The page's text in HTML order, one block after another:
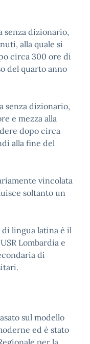
senza dizionario,
alla quale si
circa 300 ore di
del quarto anno
senza dizionario,
e mezza alla
dopo circa
alla fine del
vincolata
soltanto un
lingua latina è il
Lombardia e
di
sul modello
ed è stato
per la